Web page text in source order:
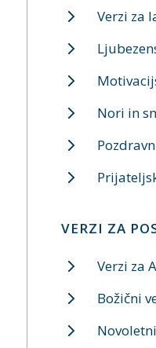
Verzi za
Nori in
VERZI ZA
Verzi za
Božični